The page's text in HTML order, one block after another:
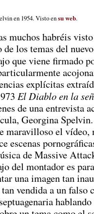
en 1954. Visto ensu web.
muchos habréis
los temas del
que viene firmado
explícitas
El Diablo en la
de una entrevista
Georgina
maravilloso el vídeo,
escenas
de Massive
del montador es
una imagen tan
vendida a un falso